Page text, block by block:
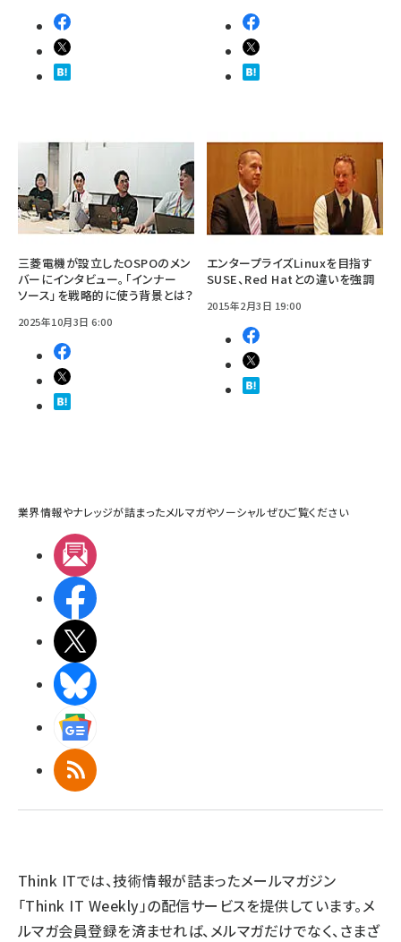
三菱電機が設立したOSPOのメン
バーにインタビュー。「インナー
ソース」を戦略的に使う背景とは？
2025年10月3日 6:00
エンタープライズLinuxを目指す
SUSE、Red Hatとの違いを強調
2015年2月3日 19:00
業界情報やナレッジが詰まったメルマガやソーシャルぜひご覧ください
RSS
Think ITでは、技術情報が詰まったメールマガジン
「Think IT Weekly」の配信サービスを提供しています。メ
ルマガ会員登録を済ませれば、メルマガだけでなく、さまざ